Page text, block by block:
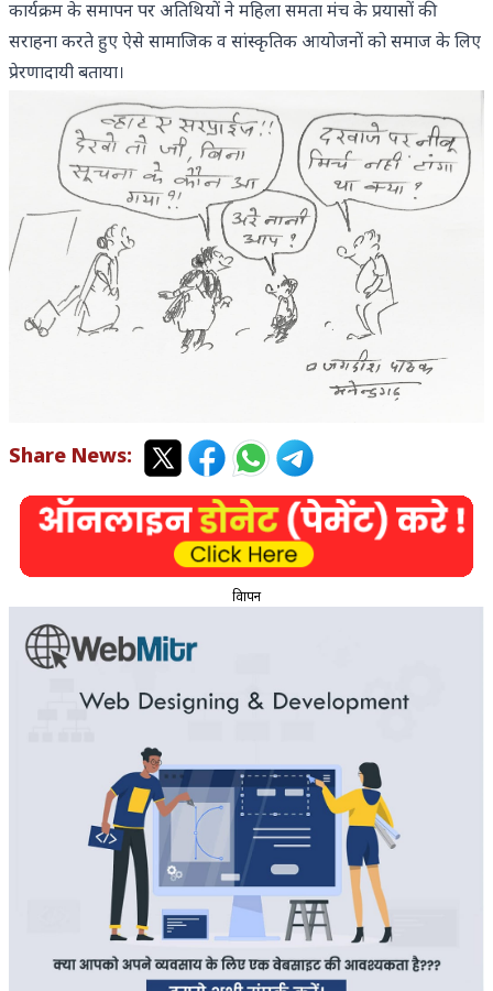
कार्यक्रम के समापन पर अतिथियों ने महिला समता मंच के प्रयासों की
सराहना करते हुए ऐसे सामाजिक व सांस्कृतिक आयोजनों को समाज के लिए
प्रेरणादायी बताया।
Share News:
विज्ञापन